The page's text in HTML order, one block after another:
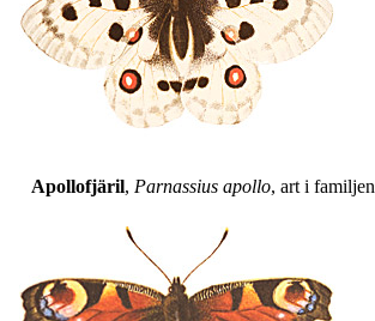
Apollofjäril, Parnassius apollo, art i